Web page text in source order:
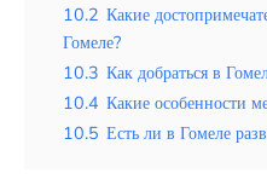
10.2 Какие
Гомеле?
10.3 Как добраться в
10.4 Какие особенности
10.5 Есть ли в Гомеле